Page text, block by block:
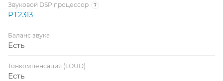
Звуковой DSP процессор ?
PT2313
Баланс звука
Есть
Тонкомпенсация (LOUD)
Есть